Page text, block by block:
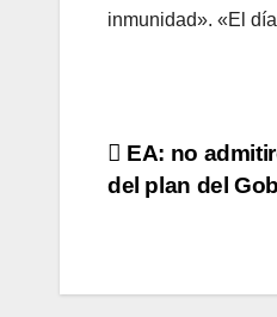
inmunidad». «El
de
EA: no
del plan del